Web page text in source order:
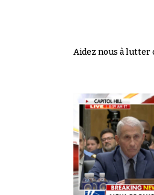
Aidez nous à lutter